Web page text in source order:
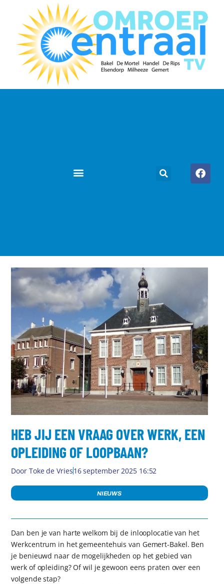
HEB JIJ EEN VRAAG OVER WERK, EEN
OPLEIDING OF LOOPBAAN?
Door Toke de Vries16 september 2025 16:52
NIEUWS
Dan ben je van harte welkom bij de inlooplocatie van het
Werkcentrum in het gemeentehuis van Gemert-Bakel. Ben
je benieuwd naar de mogelijkheden op het gebied van
werk of opleiding? Of wil je gewoon eens praten over een
volgende stap?